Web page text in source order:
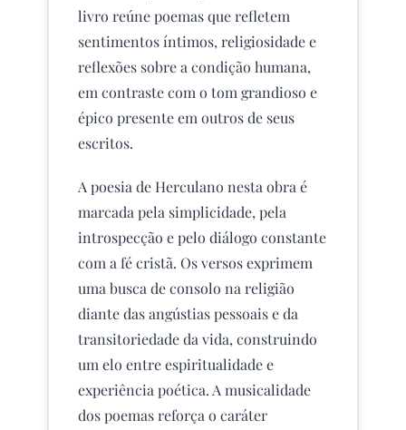
livro reúne poemas que refletem
sentimentos íntimos, religiosidade e
reflexões sobre a condição humana,
em contraste com o tom grandioso e
épico presente em outros de seus
escritos.
A poesia de Herculano nesta obra é
marcada pela simplicidade, pela
introspecção e pelo diálogo constante
com a fé cristã. Os versos exprimem
uma busca de consolo na religião
diante das angústias pessoais e da
transitoriedade da vida, construindo
um elo entre espiritualidade e
experiência poética. A musicalidade
dos poemas reforça o caráter